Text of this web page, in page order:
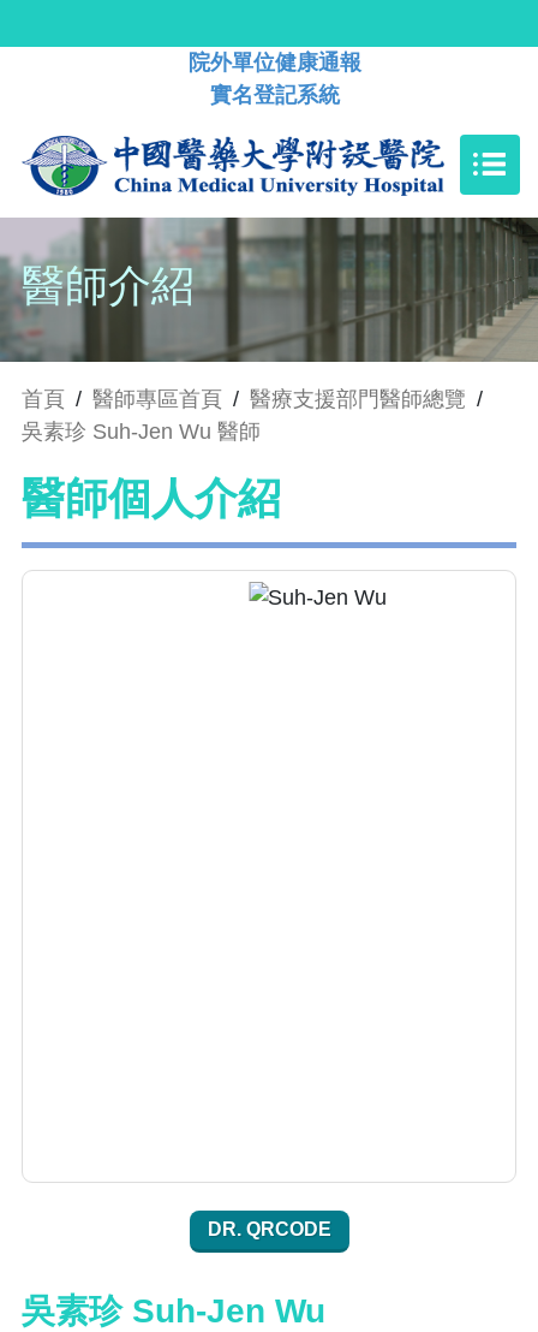
院外單位健康通報
實名登記系統
醫師介紹
首頁 / 醫師專區首頁 / 醫療支援部門醫師總覽 /
吳素珍 Suh-Jen Wu 醫師
醫師個人介紹
DR. QRCODE
吳素珍 Suh-Jen Wu